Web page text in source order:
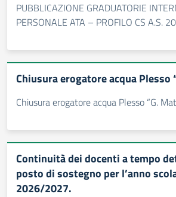
PUBBLICAZIONE GRADUATORIE
PERSONALE ATA – PROFILO CS A.S.
Chiusura erogatore acqua Plesso
Chiusura erogatore acqua Plesso “G.
Continuità dei docenti a tempo
posto di sostegno per l’anno
2026/2027.